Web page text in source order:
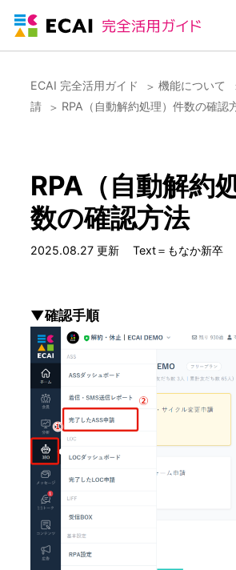
ECAI 完全活用ガイド 機能について
請
RPA（自動解約処理）件数の確認
RPA（自動解約
数の確認方法
2025.08.27 更新 Text＝もなか新卒
▼確認手順